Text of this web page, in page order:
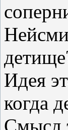
Идея
когда